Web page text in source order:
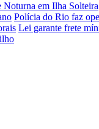
em Ilha Solteira
Polícia do Rio faz
Lei garante frete